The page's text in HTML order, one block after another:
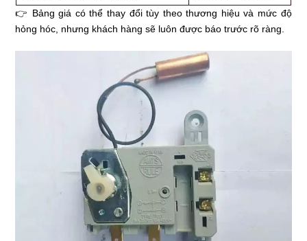
👉 Bảng giá có thể thay đổi tùy theo thương hiệu và mức độ
hỏng hóc, nhưng khách hàng sẽ luôn được báo trước rõ ràng.